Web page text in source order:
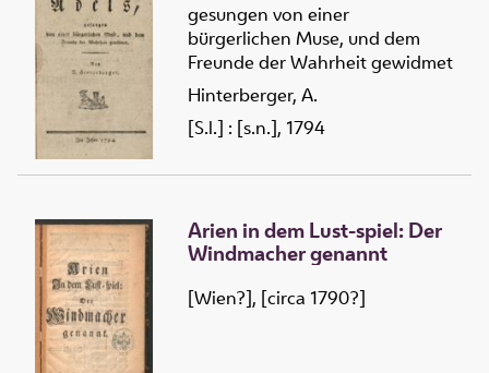
gesungen von einer
bürgerlichen Muse, und dem
Freunde der Wahrheit gewidmet
Hinterberger, A.
[S.l.] : [s.n.], 1794
Arien in dem Lust-spiel: Der
Windmacher genannt
[Wien?], [circa 1790?]